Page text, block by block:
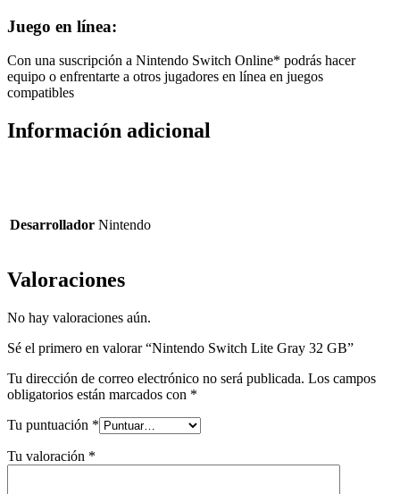
Juego en línea:
Con una suscripción a Nintendo Switch Online* podrás hacer
equipo o enfrentarte a otros jugadores en línea en juegos
compatibles
Información adicional
Desarrollador Nintendo
Valoraciones
No hay valoraciones aún.
Sé el primero en valorar “Nintendo Switch Lite Gray 32 GB”
Tu dirección de correo electrónico no será publicada. Los campos
obligatorios están marcados con *
Tu puntuación *
Tu valoración *